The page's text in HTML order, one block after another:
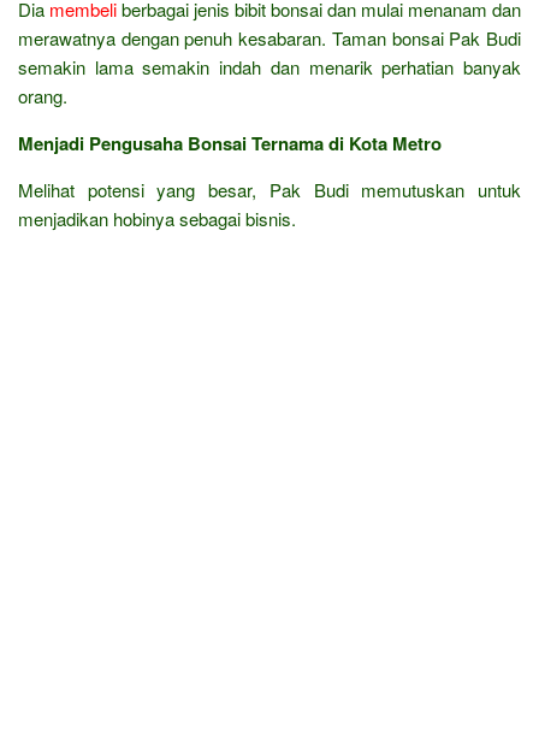
Dia membeliberbagai jenis bibit bonsai dan mulai menanam dan
merawatnya dengan penuh kesabaran. Taman bonsai Pak Budi
semakin lama semakin indah dan menarik perhatian banyak
orang.
Menjadi Pengusaha Bonsai Ternama di Kota Metro
Melihat potensi yang besar, Pak Budi memutuskan untuk
menjadikan hobinya sebagai bisnis.